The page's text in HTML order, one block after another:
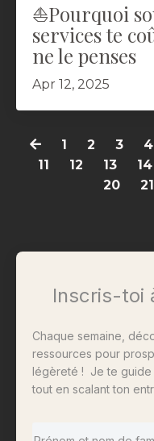
⛵️Pourquoi
services te
ne le penses
Apr 12, 2025
1 2 3 4
11
12 13 14
20
21
Inscris-toi
Chaque semaine,
ressources pour
légèreté ! Je te guide
tout en scalant ton